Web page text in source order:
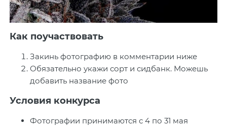
Как поучаствовать
Закинь фотографию в комментарии ниже
Обязательно укажи сорт и сидбанк. Можешь
добавить название фото
Условия конкурса
Фотографии принимаются с 4 по 31 мая